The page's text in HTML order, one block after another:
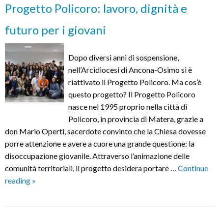
Progetto Policoro: lavoro, dignità e
futuro per i giovani
Dopo diversi anni di sospensione,
nell’Arcidiocesi di Ancona-Osimo si è
riattivato il Progetto Policoro. Ma cos’è
questo progetto? Il Progetto Policoro
nasce nel 1995 proprio nella città di
Policoro, in provincia di Matera, grazie a
don Mario Operti, sacerdote convinto che la Chiesa dovesse
porre attenzione e avere a cuore una grande questione: la
disoccupazione giovanile. Attraverso l’animazione delle
comunità territoriali, il progetto desidera portare … Continue
reading Progetto
»